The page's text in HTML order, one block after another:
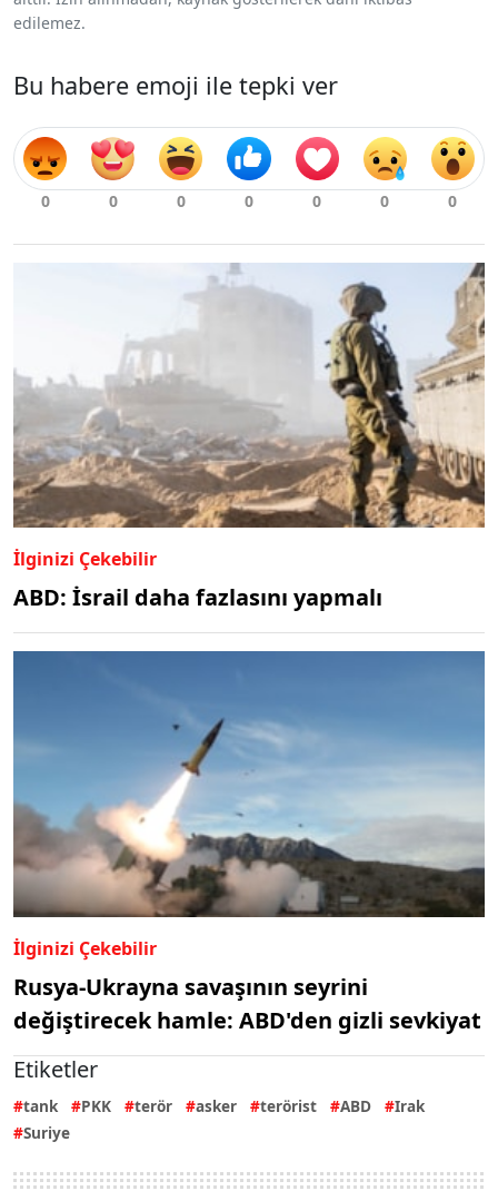
edilemez.
Bu habere emoji ile tepki ver
İlginizi Çekebilir
ABD: İsrail daha fazlasını yapmalı
İlginizi Çekebilir
Rusya-Ukrayna savaşının seyrini
değiştirecek hamle: ABD'den gizli sevkiyat
Etiketler
tank PKK terör asker terörist ABD
Irak
Suriye